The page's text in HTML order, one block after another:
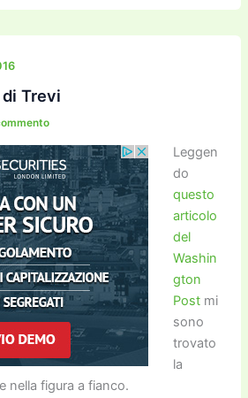
ai
l
st
o
o
e
gr
p
y
k
e
n
di
Trevi
Leggen
do
questo
articolo
del
Washin
gton
Postmi
sono
trovato
la
nella figura a fianco.